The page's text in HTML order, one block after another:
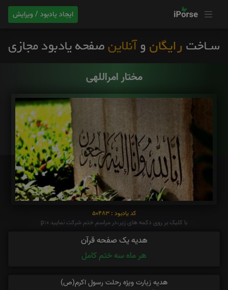
ایجاد یادبود / ویرایش
مختار امراللهی
کد یادبود : 50483
با کلیک بر روی دکمه های زیر،در مراسم ختم شرکت نمایید p:0
هدیه یک صفحه قرآن
هر ماه سه ختم کامل
هدیه زیارت ویژه رحلت رسول اکرم(ص)